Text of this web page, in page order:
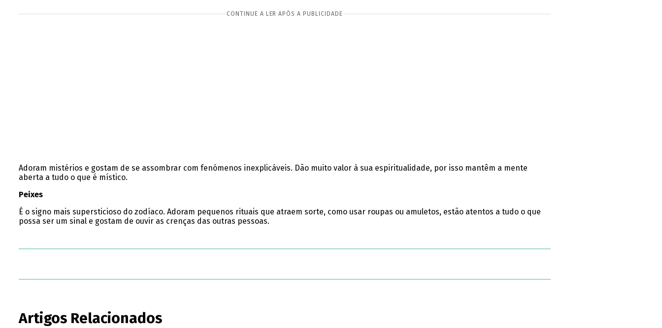
CONTINUE A LER APÓS A PUBLICIDADE
Adoram mistérios e gostam de se assombrar com fenómenos inexplicáveis. Dão muito valor à sua espiritualidade, por isso mantêm a mente
aberta a tudo o que é místico.
Peixes
É o signo mais supersticioso do zodíaco. Adoram pequenos rituais que atraem sorte, como usar roupas ou amuletos, estão atentos a tudo o que
possa ser um sinal e gostam de ouvir as crenças das outras pessoas.
Artigos Relacionados